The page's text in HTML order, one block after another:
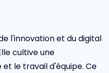
l'innovation et du digital
cultive une
le travail d'équipe. Ce